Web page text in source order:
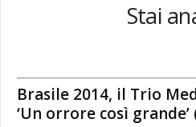
Stai
Brasile 2014, il Trio
‘Un orrore così grande’